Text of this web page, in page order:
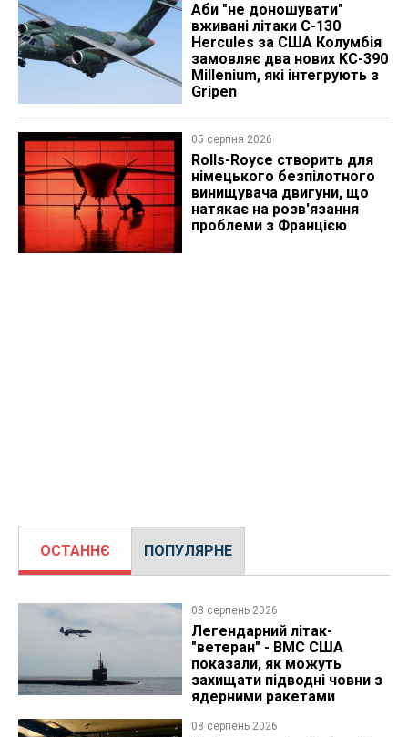
Аби "не доношувати"
вживані літаки C-130
Hercules за США Колумбія
замовляє два нових KC-390
Millenium, які інтегрують з
Gripen
05 серпня 2026
Rolls-Royce створить для
німецького безпілотного
винищувача двигуни, що
натякає на розв'язання
проблеми з Францією
ОСТАННЄ ПОПУЛЯРНЕ
08 серпень 2026
Легендарний літак-
"ветеран" - ВМС США
показали, як можуть
захищати підводні човни з
ядерними ракетами
08 серпень 2026